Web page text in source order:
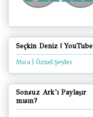
Seçkin Deniz | YouTube
Mıra | Öznel Şeyler
Sonsuz Ark'ı Paylaşır
mısın?